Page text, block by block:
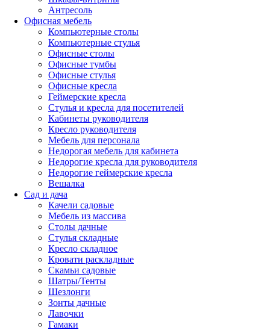
Антресоль
Офисная мебель
Компьютерные столы
Компьютерные стулья
Офисные столы
Офисные тумбы
Офисные стулья
Офисные кресла
Геймерские кресла
Стулья и кресла для посетителей
Кабинеты руководителя
Кресло руководителя
Мебель для персонала
Недорогая мебель для кабинета
Недорогие кресла для руководителя
Недорогие геймерские кресла
Вешалка
Сад и дача
Качели садовые
Мебель из массива
Столы дачные
Стулья складные
Кресло складное
Кровати раскладные
Скамьи садовые
Шатры/Тенты
Шезлонги
Зонты дачные
Лавочки
Гамаки